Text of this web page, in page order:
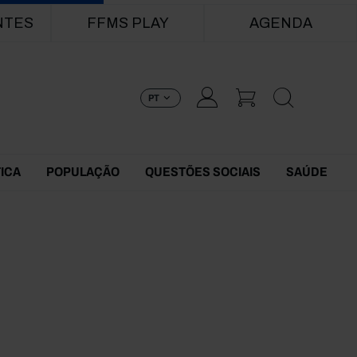
FFMS PLAY AGENDA
PT
POPULAÇÃO QUESTÕES SOCIAIS SAÚDE